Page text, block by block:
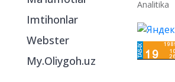
Imtihonlar
Webster
My.Oliygoh.uz
Analitika